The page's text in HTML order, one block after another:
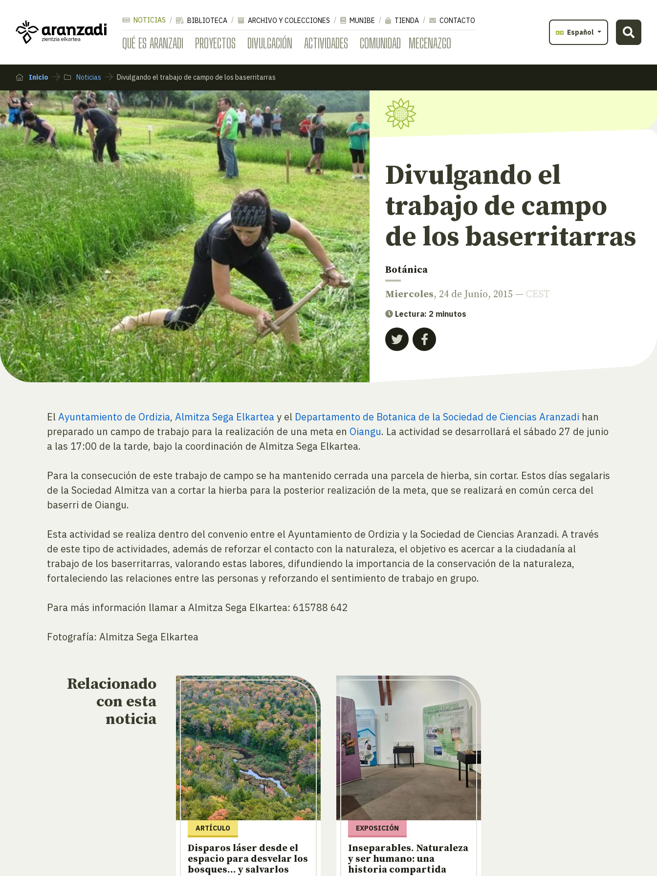
QUÉ ES ARANZADI PROYECTOS DIVULGACIÓN ACTIVIDADES COMUNIDAD MECENAZGO
NOTICIAS BIBLIOTECA ARCHIVO Y COLECCIONES MUNIBE TIENDA
CONTACTO
Español
Inicio Noticias Divulgando el trabajo de campo de los baserritarras
Divulgando el
trabajo de campo
de los baserritarras
Botánica
Miercoles, 24 de Junio, 2015 — CEST
Lectura: 2 minutos
ElAyuntamiento de Ordizia, Almitza Sega Elkartea y el Departamento de Botanica de la Sociedad de Ciencias Aranzadi han
preparado un campo de trabajo para la realización de una meta en Oiangu. La actividad se desarrollará el sábado 27 de junio
a las 17:00 de la tarde, bajo la coordinación de Almitza Sega Elkartea.
Para la consecución de este trabajo de campo se ha mantenido cerrada una parcela de hierba, sin cortar. Estos días segalaris
de la Sociedad Almitza van a cortar la hierba para la posterior realización de la meta, que se realizará en común cerca del
baserri de Oiangu.
Esta actividad se realiza dentro del convenio entre el Ayuntamiento de Ordizia y la Sociedad de Ciencias Aranzadi. A través
de este tipo de actividades, además de reforzar el contacto con la naturaleza, el objetivo es acercar a la ciudadanía al
trabajo de los baserritarras, valorando estas labores, difundiendo la importancia de la conservación de la naturaleza,
fortaleciendo las relaciones entre las personas y reforzando el sentimiento de trabajo en grupo.
Para más información llamar a Almitza Sega Elkartea: 615788 642
Fotografía: Almitza Sega Elkartea
Relacionado
con esta
noticia
ARTÍCULO
Disparos láser desde el
espacio para desvelar los
bosques… y salvarlos
EXPOSICIÓN
Inseparables. Naturaleza
y ser humano: una
historia compartida